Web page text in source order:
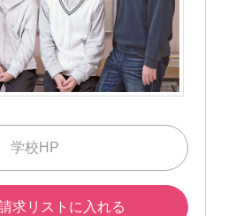
学校HP
求リストに入れる